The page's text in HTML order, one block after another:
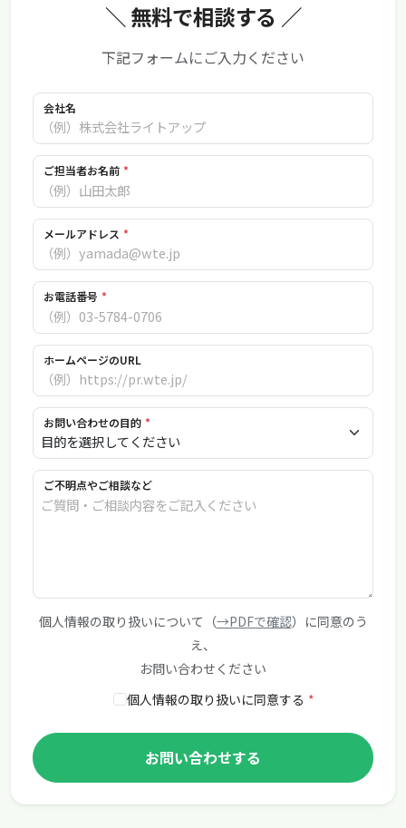
＼ 無料で相談する ／
下記フォームにご入力ください
会社名
ご担当者お名前 *
メールアドレス *
お電話番号 *
ホームページのURL
お問い合わせの目的 *
ご不明点やご相談など
個人情報の取り扱いについて（→PDFで確認）に同意のう
え、
お問い合わせください
個人情報の取り扱いに同意する *
お問い合わせする